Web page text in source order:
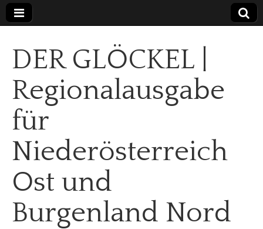
DER GLÖCKEL |
Regionalausgabe
für
Niederösterreich
Ost und
Burgenland Nord